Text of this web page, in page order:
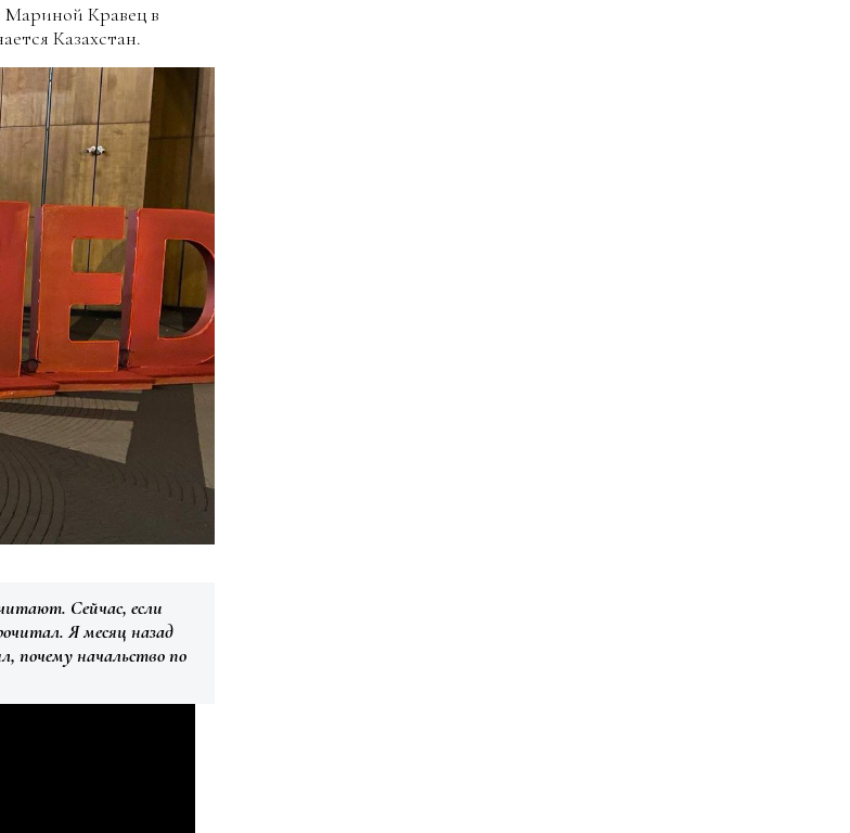
Мариной Кравец в
Казахстан.
Сейчас, если
Я месяц назад
почему начальство по